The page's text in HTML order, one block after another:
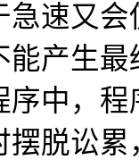
急速又
能产生
序中，
摆脱讼